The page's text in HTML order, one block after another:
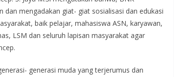
mengadakan giat- giat sosialisasi dan edukasi
baik pelajar, mahasiswa ASN, karyawan,
LSM dan seluruh lapisan masyarakat agar
generasi muda yang terjerumus dan